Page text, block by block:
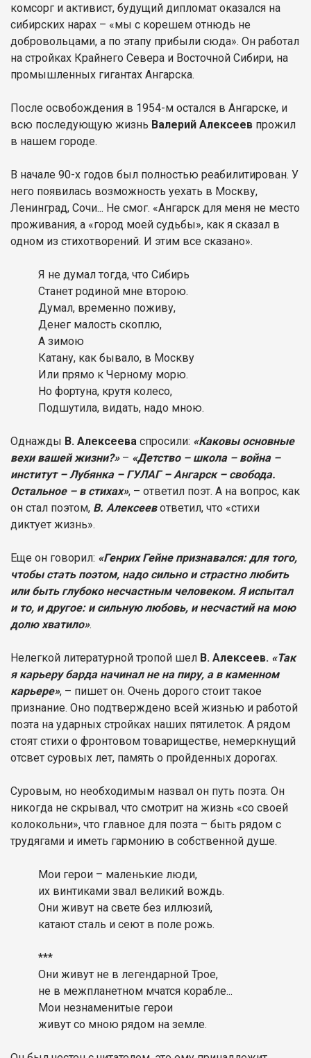
комсорг и активист, будущий дипломат оказался на
сибирских нарах – «мы с корешем отнюдь не
добровольцами, а по этапу прибыли сюда». Он работал
на стройках Крайнего Севера и Восточной Сибири, на
промышленных гигантах Ангарска.
После освобождения в 1954-м остался в Ангарске, и
всю последующую жизнь Валерий Алексеев прожил
в нашем городе.
В начале 90-х годов был полностью реабилитирован. У
него появилась возможность уехать в Москву,
Ленинград, Сочи... Не смог. «Ангарск для меня не место
проживания, а «город моей судьбы», как я сказал в
одном из стихотворений. И этим все сказано».
Я не думал тогда, что Сибирь
Станет родиной мне второю.
Думал, временно поживу,
Денег малость скоплю,
А зимою
Катану, как бывало, в Москву
Или прямо к Черному морю.
Но фортуна, крутя колесо,
Подшутила, видать, надо мною.
Однажды В. Алексеева спросили: «Каковы основные
вехи вашей жизни?» – «Детство – школа – война –
институт – Лубянка – ГУЛАГ – Ангарск – свобода.
Остальное – в стихах», – ответил поэт. А на вопрос, как
он стал поэтом, В. Алексеевответил, что «стихи
диктует жизнь».
Еще он говорил: «Генрих Гейне признавался: для того,
чтобы стать поэтом, надо сильно и страстно любить
или быть глубоко несчастным человеком. Я испытал
и то, и другое: и сильную любовь, и несчастий на мою
долю хватило».
Нелегкой литературной тропой шел В. Алексеев. «Так
я карьеру барда начинал не на пиру, а в каменном
карьере», – пишет он. Очень дорого стоит такое
признание. Оно подтверждено всей жизнью и работой
поэта на ударных стройках наших пятилеток. А рядом
стоят стихи о фронтовом товариществе, немеркнущий
отсвет суровых лет, память о пройденных дорогах.
Суровым, но необходимым назвал он путь поэта. Он
никогда не скрывал, что смотрит на жизнь «со своей
колокольни», что главное для поэта – быть рядом с
трудягами и иметь гармонию в собственной душе.
Мои герои – маленькие люди,
их винтиками звал великий вождь.
Они живут на свете без иллюзий,
катают сталь и сеют в поле рожь.
***
Они живут не в легендарной Трое,
не в межпланетном мчатся корабле...
Мои незнаменитые герои
живут со мною рядом на земле.